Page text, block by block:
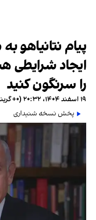
پیام نتانیاهو
ایجاد شرایطی
را سرنگون کنید
۱۹ اسفند ۱۴۰۴، ۲۰:۳۲ (‎+۰ گرینویچ)
پخش نسخه شنیداری